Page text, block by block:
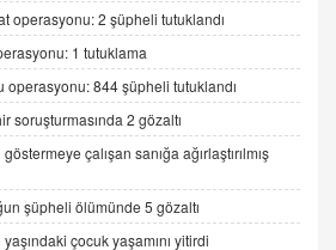
AKÖL
Adana'yı da Ziyaret Etse...
Yüzüne Vurulan Şamar:
operasyonu: 2 şüpheli tutuklandı
1 tutuklama
operasyonu: 844 şüpheli tutuklandı
soruşturmasında 2 gözaltı
çalışan sanığa ağırlaştırılmış
şüpheli ölümünde 5 gözaltı
çocuk yaşamını yitirdi